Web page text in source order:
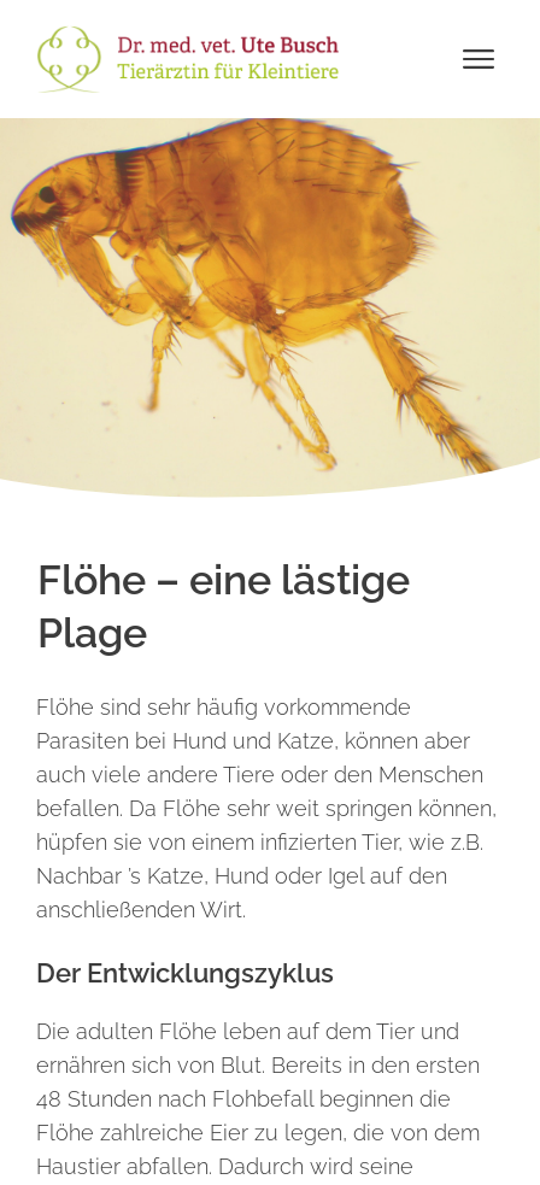
Flöhe – eine lästige
Plage
Flöhe sind sehr häufig vorkommende
Parasiten bei Hund und Katze, können aber
auch viele andere Tiere oder den Menschen
befallen. Da Flöhe sehr weit springen können,
hüpfen sie von einem infizierten Tier, wie z.B.
Nachbar ’s Katze, Hund oder Igel auf den
anschließenden Wirt.
Der Entwicklungszyklus
Die adulten Flöhe leben auf dem Tier und
ernähren sich von Blut. Bereits in den ersten
48 Stunden nach Flohbefall beginnen die
Flöhe zahlreiche Eier zu legen, die von dem
Haustier abfallen. Dadurch wird seine